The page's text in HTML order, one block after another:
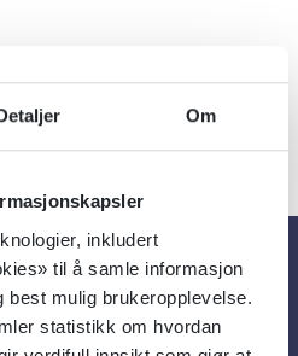
Om
inkludert
til å samle informasjon
best mulig brukeropplevelse.
statistikk om hvordan